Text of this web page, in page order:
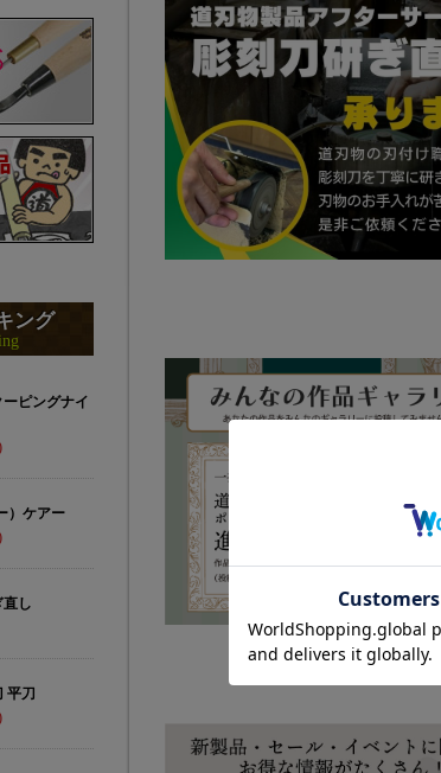
ング
ピングナイ
）ケアー
し
平刀